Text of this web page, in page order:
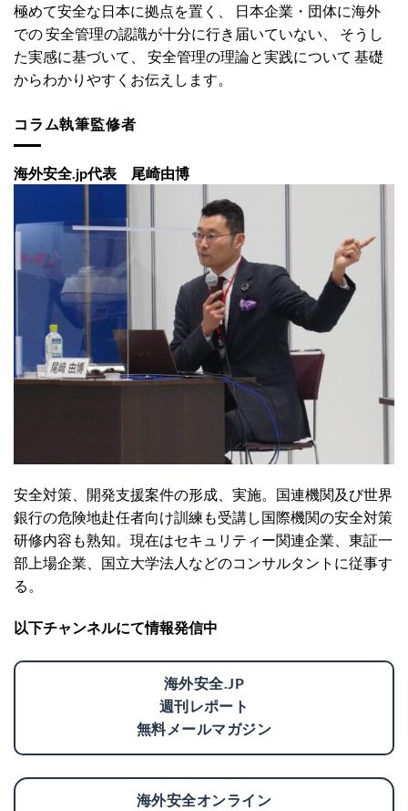
極めて安全な日本に拠点を置く、 日本企業・団体に海外
での 安全管理の認識が十分に行き届いていない、 そうし
た実感に基づいて、 安全管理の理論と実践について 基礎
からわかりやすくお伝えします。
コラム執筆監修者
海外安全.jp代表 尾崎由博
安全対策、開発支援案件の形成、実施。国連機関及び世界
銀行の危険地赴任者向け訓練も受講し国際機関の安全対策
研修内容も熟知。現在はセキュリティー関連企業、東証一
部上場企業、国立大学法人などのコンサルタントに従事す
る。
以下チャンネルにて情報発信中
海外安全.JP
週刊レポート
無料メールマガジン
海外安全オンライン